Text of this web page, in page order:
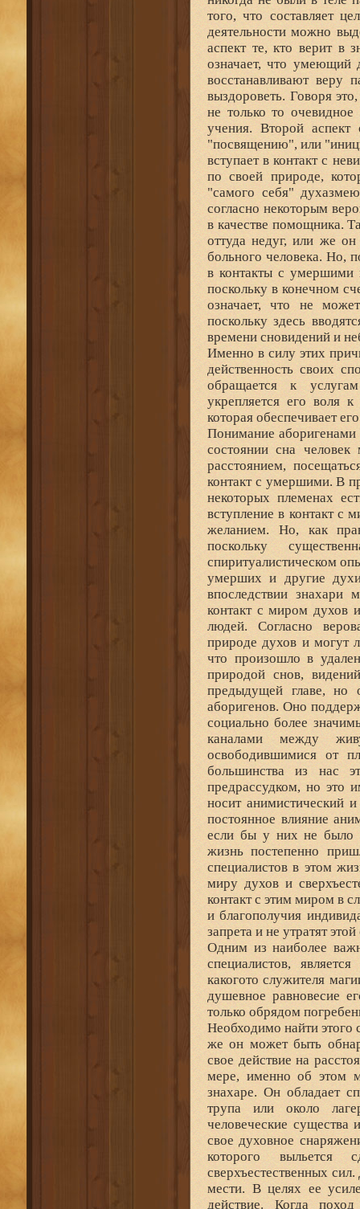
того, что составляет
деятельности можно
аспект те, кто верит в
означает, что умеющий
восстанавливают
выздороветь. Говоря
не только то
учения. Второй аспект
"посвящению", или
вступает в контакт с
по своей природе,
"самого себя"
согласно некоторым
в качестве помощника.
оттуда недуг, или же
больного человека. Но,
в контакты с умершими
поскольку в конечном
означает, что не
поскольку здесь
времени сновидений и
Именно в силу этих
действенность своих
обращается к
укрепляется его воля
которая обеспечивает
Понимание аборигенами
состоянии сна
расстоянием,
контакт с умершими. В
некоторых племенах
вступление в контакт с
желанием. Но, как
поскольку
спиритуалистическом
умерших и другие
впоследствии знахари
контакт с миром духов
людей. Согласно
природе духов и могут
что произошло в
природой снов,
предыдущей главе, но
аборигенов. Оно
социально более
каналами между
освободившимися от
большинства из нас
предрассудком, но это
носит анимистический
постоянное влияние
если бы у них не было
жизнь постепенно
специалистов в этом
миру духов и
контакт с этим миром в
и благополучия
запрета и не утратят
Одним из наиболее
специалистов,
какогото служителя
душевное равновесие
только обрядом
Необходимо найти этого
же он может быть
свое действие на
мере, именно об этом
знахаре. Он обладает
трупа или около
человеческие
свое духовное
которого выльется
сверхъестественных
мести. В целях ее
действие. Когда поход